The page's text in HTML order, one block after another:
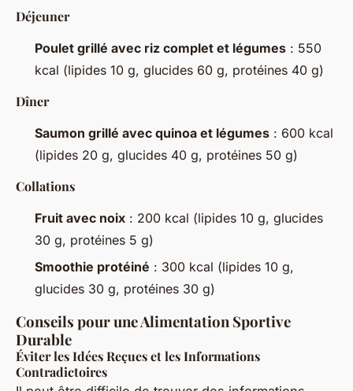
Déjeuner
Poulet grillé avec riz complet et légumes : 550
kcal (lipides 10 g, glucides 60 g, protéines 40 g)
Dîner
Saumon grillé avec quinoa et légumes : 600 kcal
(lipides 20 g, glucides 40 g, protéines 50 g)
Collations
Fruit avec noix : 200 kcal (lipides 10 g, glucides
30 g, protéines 5 g)
Smoothie protéiné : 300 kcal (lipides 10 g,
glucides 30 g, protéines 30 g)
Conseils pour une Alimentation Sportive
Durable
Éviter les Idées Reçues et les Informations
Contradictoires